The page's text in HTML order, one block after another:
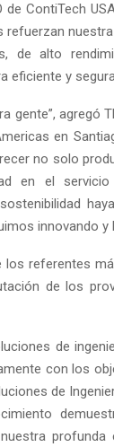
de ContiTech
de alto
eficiente y
gente”, agregó
en
no solo
en el servicio
innovando y
los referentes
de los
de
con los
de
profunda